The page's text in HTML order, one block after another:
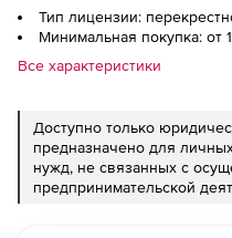
Тип лицензии:
Минимальная покупка: от
Все характеристики
Доступно только
предназначено для
нужд, не связанных с
предпринимательской